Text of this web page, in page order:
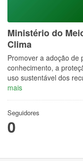
Ministério do
Clima
Promover a adoção de
conhecimento, a
uso sustentável dos
mais
Seguidores
0